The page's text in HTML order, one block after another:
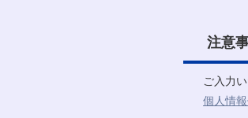
注意
ご入力
個人情